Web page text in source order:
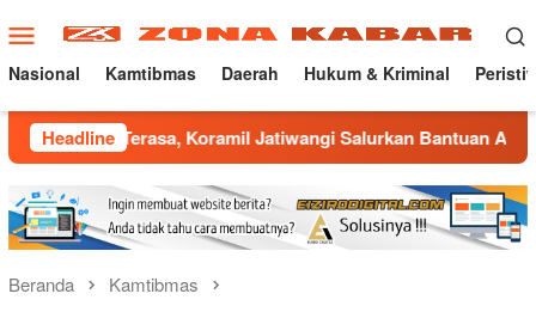
ke
konten
Menu
Mobile
Nasional Kamtibmas Daerah Hukum & Kriminal
Headline
Koramil Jatiwangi Salurkan Bantuan Air Bersih untuk
Beranda Kamtibmas